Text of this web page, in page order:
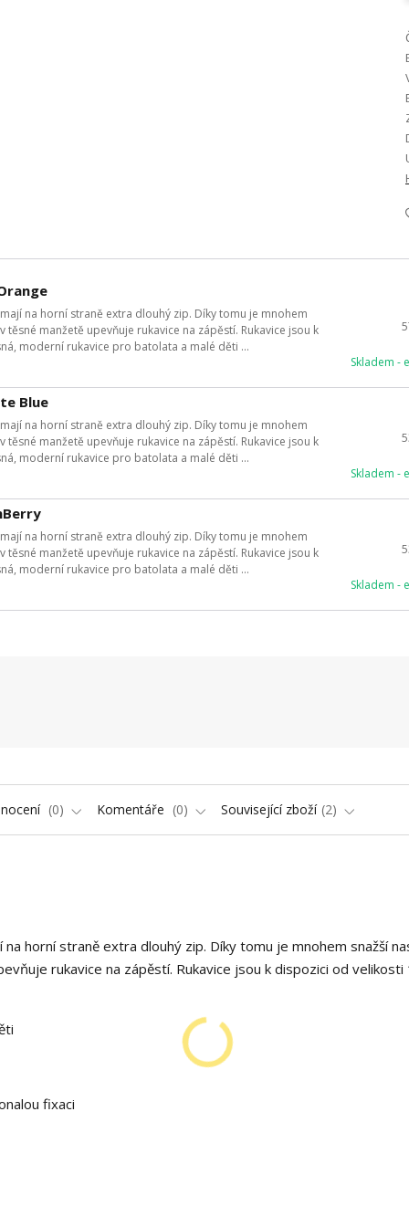
na horní straně extra dlouhý zip. Díky tomu je mnohem
těsné manžetě upevňuje rukavice na zápěstí. Rukavice jsou k
moderní rukavice pro batolata a malé děti ...
Skladem -
Blue
na horní straně extra dlouhý zip. Díky tomu je mnohem
těsné manžetě upevňuje rukavice na zápěstí. Rukavice jsou k
moderní rukavice pro batolata a malé děti ...
Skladem -
na horní straně extra dlouhý zip. Díky tomu je mnohem
těsné manžetě upevňuje rukavice na zápěstí. Rukavice jsou k
moderní rukavice pro batolata a malé děti ...
Skladem -
0 Komentáře 0 Související zboží 2
horní straně extra dlouhý zip. Díky tomu je mnohem snažší
rukavice na zápěstí. Rukavice jsou k dispozici od velikosti
fixaci